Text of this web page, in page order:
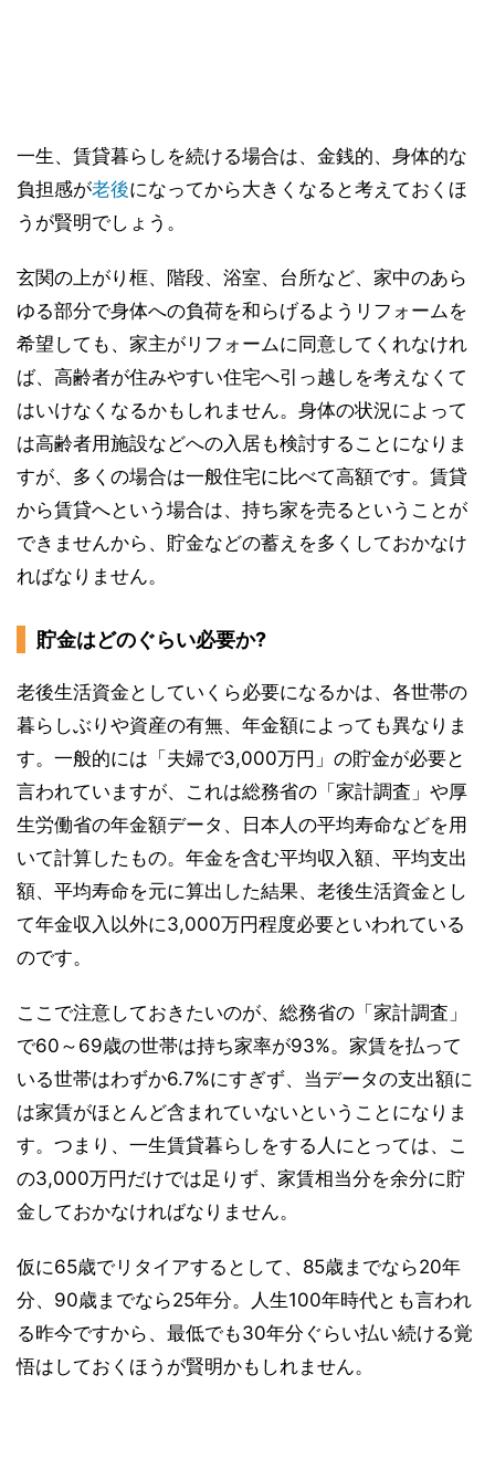
一生、賃貸暮らしを続ける場合は、金銭的、身体的な
負担感が老後になってから大きくなると考えておくほ
うが賢明でしょう。
玄関の上がり框、階段、浴室、台所など、家中のあら
ゆる部分で身体への負荷を和らげるようリフォームを
希望しても、家主がリフォームに同意してくれなけれ
ば、高齢者が住みやすい住宅へ引っ越しを考えなくて
はいけなくなるかもしれません。身体の状況によって
は高齢者用施設などへの入居も検討することになりま
すが、多くの場合は一般住宅に比べて高額です。賃貸
から賃貸へという場合は、持ち家を売るということが
できませんから、貯金などの蓄えを多くしておかなけ
ればなりません。
貯金はどのぐらい必要か?
老後生活資金としていくら必要になるかは、各世帯の
暮らしぶりや資産の有無、年金額によっても異なりま
す。一般的には「夫婦で3,000万円」の貯金が必要と
言われていますが、これは総務省の「家計調査」や厚
生労働省の年金額データ、日本人の平均寿命などを用
いて計算したもの。年金を含む平均収入額、平均支出
額、平均寿命を元に算出した結果、老後生活資金とし
て年金収入以外に3,000万円程度必要といわれている
のです。
ここで注意しておきたいのが、総務省の「家計調査」
で60～69歳の世帯は持ち家率が93%。家賃を払って
いる世帯はわずか6.7%にすぎず、当データの支出額に
は家賃がほとんど含まれていないということになりま
す。つまり、一生賃貸暮らしをする人にとっては、こ
の3,000万円だけでは足りず、家賃相当分を余分に貯
金しておかなければなりません。
仮に65歳でリタイアするとして、85歳までなら20年
分、90歳までなら25年分。人生100年時代とも言われ
る昨今ですから、最低でも30年分ぐらい払い続ける覚
悟はしておくほうが賢明かもしれません。